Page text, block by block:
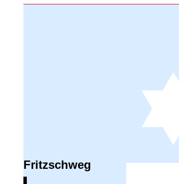
Fritzschweg